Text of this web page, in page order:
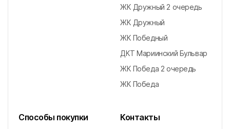
ЖК Дружный 2 очередь
ЖК Дружный
ЖК Победный
ДКТ Мариинский Бульвар
ЖК Победа 2 очередь
ЖК Победа
Способы покупки Контакты